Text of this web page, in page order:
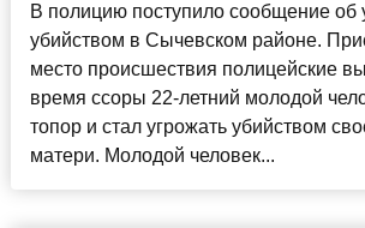
В полицию поступило сообщение об
убийством в Сычевском районе.
место происшествия полицейские
время ссоры 22-летний молодой
топор и стал угрожать убийством
матери. Молодой человек...